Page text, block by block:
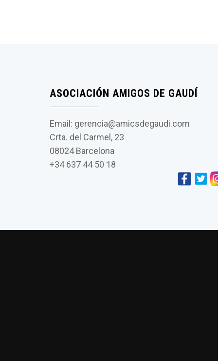
ASOCIACIÓN AMIGOS DE GAUDÍ
Email: gerencia@amicsdegaudi.com
Crta. del Carmel, 23
08024 Barcelona
+34 637 44 50 18